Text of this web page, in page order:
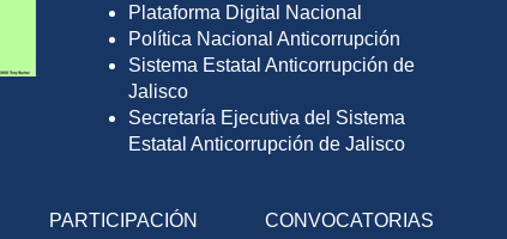
Plataforma Digital Nacional
Política Nacional Anticorrupción
Sistema Estatal Anticorrupción de
Jalisco
Secretaría Ejecutiva del Sistema
Estatal Anticorrupción de Jalisco
PARTICIPACIÓN
CONVOCATORIAS